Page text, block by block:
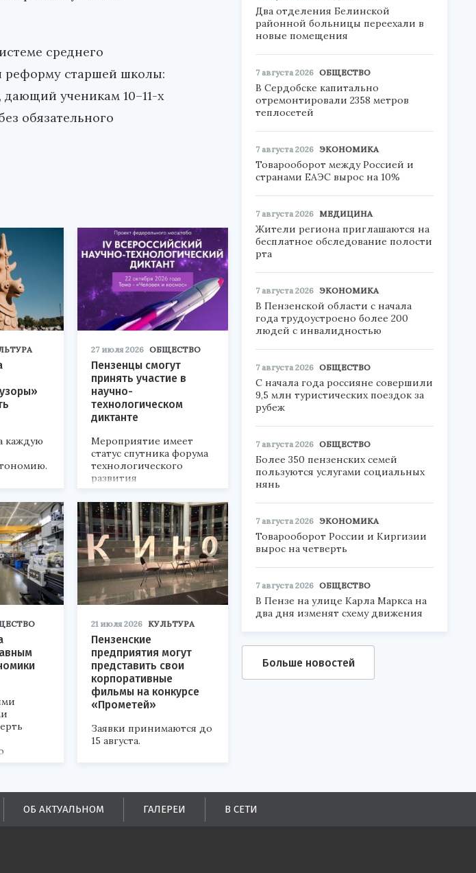
среднего
реформу старшей школы:
дающий ученикам 10–11-х
обязательного
каждую
27 июля 2026 ОБЩЕСТВО
Пензенцы смогут
принять участие в
научно-
технологическом
диктанте
Мероприятие имеет
статус спутника форума
технологического
развития
«Технопром-2026».
21 июля 2026 КУЛЬТУРА
Пензенские
предприятия могут
представить свои
корпоративные
фильмы на конкурсе
«Прометей»
Заявки принимаются до
15 августа.
Два отделения Белинской
районной больницы переехали в
новые помещения
7 августа 2026 ОБЩЕСТВО
В Сердобске капитально
отремонтировали 2358 метров
теплосетей
7 августа 2026 ЭКОНОМИКА
Товарооборот между Россией и
странами ЕАЭС вырос на 10%
7 августа 2026 МЕДИЦИНА
Жители региона приглашаются на
бесплатное обследование полости
рта
7 августа 2026 ЭКОНОМИКА
В Пензенской области с начала
года трудоустроено более 200
людей с инвалидностью
7 августа 2026 ОБЩЕСТВО
С начала года россияне совершили
9,5 млн туристических поездок за
рубеж
7 августа 2026 ОБЩЕСТВО
Более 350 пензенских семей
пользуются услугами социальных
нянь
7 августа 2026 ЭКОНОМИКА
Товарооборот России и Киргизии
вырос на четверть
7 августа 2026 ОБЩЕСТВО
В Пензе на улице Карла Маркса на
два дня изменят схему движения
Больше новостей
ОБ АКТУАЛЬНОМ ГАЛЕРЕИ В СЕТИ